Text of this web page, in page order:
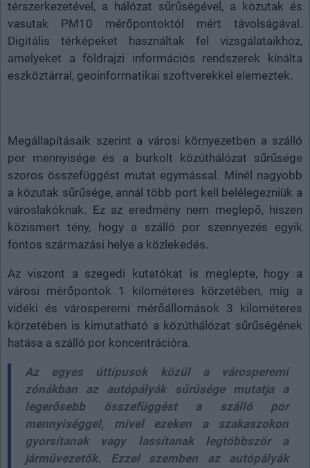
térszerkezetével, a hálózat sűrűségével, a közutak és
vasutak PM10 mérőpontoktól mért távolságával.
Digitális térképeket használtak fel vizsgálataikhoz,
amelyeket a földrajzi információs rendszerek kínálta
eszköztárral, geoinformatikai szoftverekkel elemeztek.
Megállapításaik szerint a városi környezetben a szálló
por mennyisége és a burkolt közúthálózat sűrűsége
szoros összefüggést mutat egymással. Minél nagyobb
a közutak sűrűsége, annál több port kell belélegezniük a
városlakóknak. Ez az eredmény nem meglepő, hiszen
közismert tény, hogy a szálló por szennyezés egyik
fontos származási helye a közlekedés.
Az viszont a szegedi kutatókat is meglepte, hogy a
városi mérőpontok 1 kilométeres körzetében, míg a
vidéki és városperemi mérőállomások 3 kilométeres
körzetében is kimutatható a közúthálózat sűrűségének
hatása a szálló por koncentrációra.
Az egyes úttípusok közül a városperemi
zónákban az autópályák sűrűsége mutatja a
legerősebb összefüggést a szálló por
mennyiséggel, mivel ezeken a szakaszokon
gyorsítanak vagy lassítanak legtöbbször a
járművezetők. Ezzel szemben az autópályák